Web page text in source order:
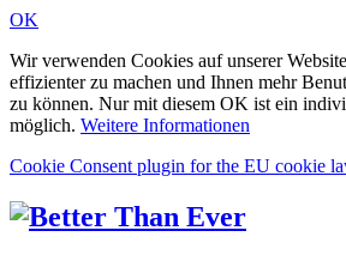
OK
Wir verwenden Cookies auf unserer
effizienter zu machen und Ihnen mehr
zu können. Nur mit diesem OK ist ein
möglich. Weitere Informationen
Cookie Consent plugin for the EU cookie